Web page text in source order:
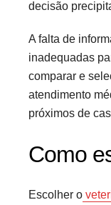
decisão
A falta de
inadequadas
comparar e
atendimento
próximos de
Como
Escolher o